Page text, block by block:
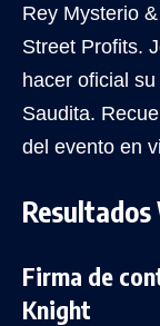
Rey Mysterio
Street Profits.
hacer oficial
Saudita.
del evento en
Firma de
Knight